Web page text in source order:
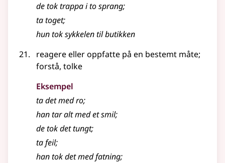
de tok trappa i to sprang;
ta toget;
hun tok sykkelen til butikken
reagere eller oppfatte på en bestemt måte;
forstå, tolke
Eksempel
ta det med ro;
han tar alt med et smil;
de tok det tungt;
ta feil;
han tok det med fatning;